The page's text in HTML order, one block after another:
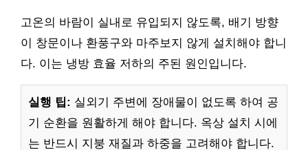
고온의 바람이 실내로 유입되지 않도록, 배기 방향
이 창문이나 환풍구와 마주보지 않게 설치해야 합니
다. 이는 냉방 효율 저하의 주된 원인입니다.
실행 팁: 실외기 주변에 장애물이 없도록 하여 공
기 순환을 원활하게 해야 합니다. 옥상 설치 시에
는 반드시 지붕 재질과 하중을 고려해야 합니다.